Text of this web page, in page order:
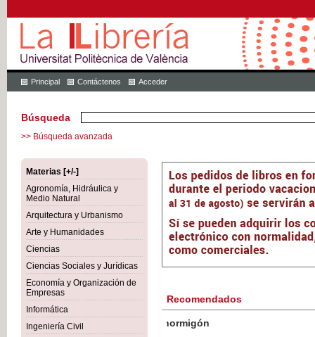
Principal Contáctenos Acceder
Búsqueda
>> Búsqueda avanzada
Materias [+/-]
Agronomía, Hidráulica y
Medio Natural
Arquitectura y Urbanismo
Arte y Humanidades
Ciencias
Ciencias Sociales y Jurídicas
Economía y Organización de
Empresas
Informática
Ingeniería Civil
Recomendados
Botánica Agroalimentaria